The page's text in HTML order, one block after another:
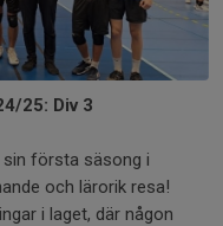
25: Div 3
sin första säsong i
och lärorik resa!
i laget, där någon